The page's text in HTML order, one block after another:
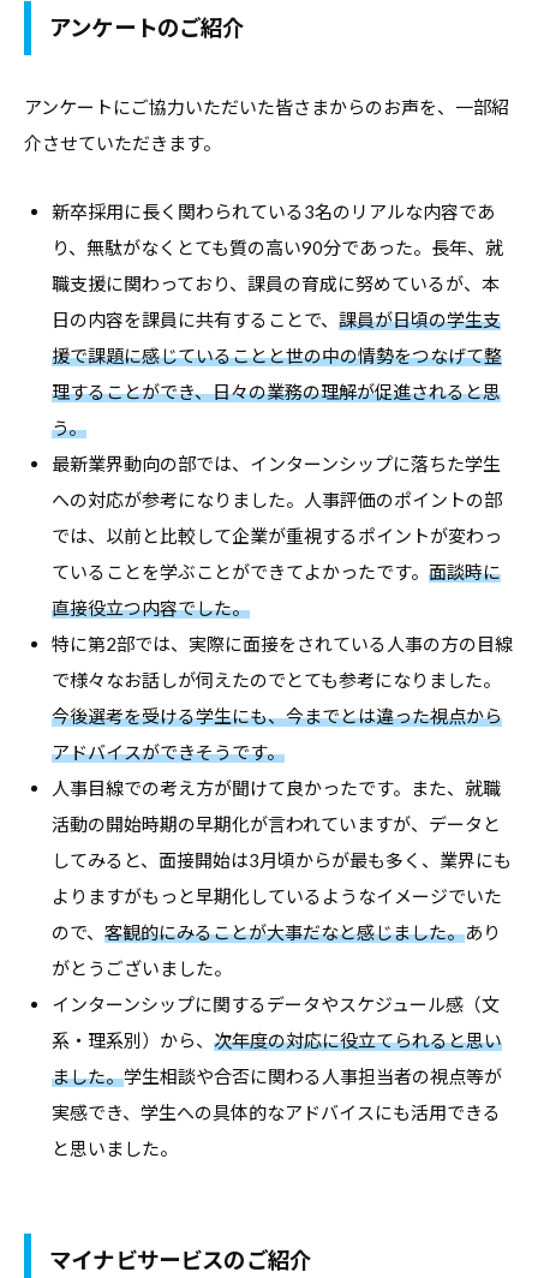
を
け
アンケートのご紹介
アンケートにご協力いただいた皆さまからのお声を、一部紹
介させていただきます。
新卒採用に長く関わられている3名のリアルな内容であ
り、無駄がなくとても質の高い90分であった。長年、就
職支援に関わっており、課員の育成に努めているが、本
日の内容を課員に共有することで、 課員が日頃の学生支
援で課題に感じていることと世の中の情勢をつなげて整
理することができ、日々の業務の理解が促進されると思
う。
最新業界動向の部では、インターンシップに落ちた学生
への対応が参考になりました。人事評価のポイントの部
では、以前と比較して企業が重視するポイントが変わっ
ていることを学ぶことができてよかったです。 面談時に
直接役立つ内容でした。
特に第2部では、実際に面接をされている人事の方の目線
で様々なお話しが伺えたのでとても参考になりました。
今後選考を受ける学生にも、今までとは違った視点から
アドバイスができそうです。
人事目線での考え方が聞けて良かったです。また、就職
活動の開始時期の早期化が言われていますが、データと
してみると、面接開始は3月頃からが最も多く、業界にも
よりますがもっと早期化しているようなイメージでいた
ので、 客観的にみることが大事だなと感じました。あり
がとうございました。
インターンシップに関するデータやスケジュール感（文
系・理系別）から、 次年度の対応に役立てられると思い
ました。学生相談や合否に関わる人事担当者の視点等が
実感でき、学生への具体的なアドバイスにも活用できる
と思いました。
マイナビサービスのご紹介